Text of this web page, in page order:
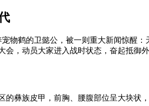
物鹤的卫懿公，被一则重大新闻惊醒
会，动员大家进入战时状态，奋起抵御
的彝族皮甲，前胸、腰腹部位呈大块状